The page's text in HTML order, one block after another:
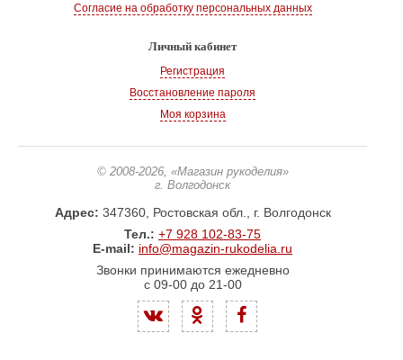
Согласие на обработку персональных данных
Личный кабинет
Регистрация
Восстановление пароля
Моя корзина
© 2008-2026, «Магазин рукоделия»
г. Волгодонск
Адрес: 347360, Ростовская обл., г. Волгодонск
Тел.: +7 928 102-83-75
E-mail: info@magazin-rukodelia.ru
Звонки принимаются ежедневно
с 09-00 до 21-00